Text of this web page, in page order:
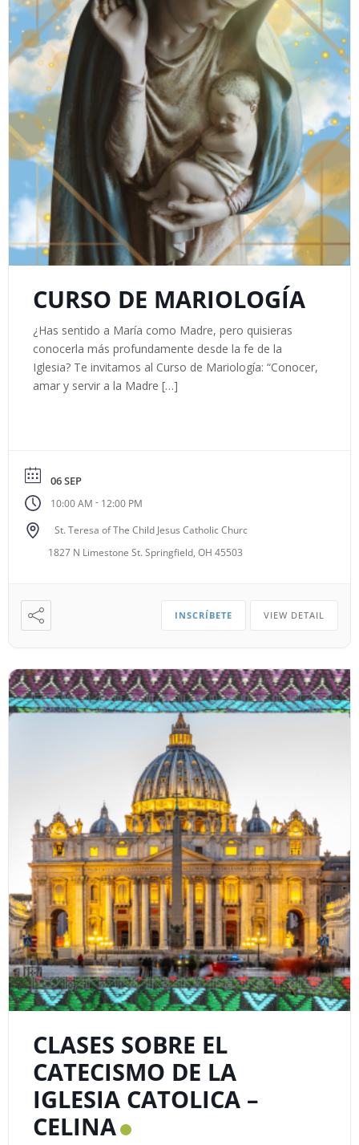
CURSO DE MARIOLOGÍA
¿Has sentido a María como Madre, pero quisieras
conocerla más profundamente desde la fe de la
Iglesia? Te invitamos al Curso de Mariología: “Conocer,
amar y servir a la Madre […]
06 SEP
10:00 AM - 12:00 PM
St. Teresa of The Child Jesus Catholic Churc
1827 N Limestone St. Springfield, OH 45503
INSCRÍBETE VIEW DETAIL
CLASES SOBRE EL
CATECISMO DE LA
IGLESIA CATOLICA –
CELINA